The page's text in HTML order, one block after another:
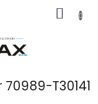
KOŠÍK
T30141